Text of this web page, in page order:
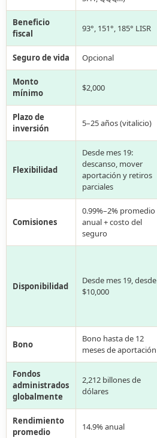
Beneficio
fiscal
93°, 151°, 185° LISR
Seguro de vida Opcional
Monto
mínimo
$2,000
Plazo de
inversión
5–25 años (vitalicio)
Flexibilidad
Desde mes 19:
descanso, mover
aportación y retiros
parciales
Comisiones
0.99%–2% promedio
anual + costo del
seguro
Disponibilidad
Desde mes 19, desde
$10,000
Bono
Bono hasta de 12
meses de aportación
Fondos
administrados
globalmente
2,212 billones de
dólares
Rendimiento
promedio
14.9% anual